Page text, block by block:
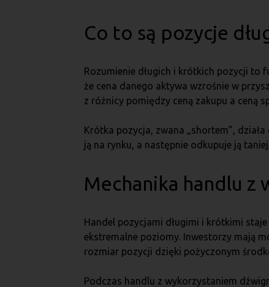
Co to są pozycje
Rozumienie długich i krótkich pozycji to
że cena danego aktywa wzrośnie w
z różnicy pomiędzy ceną zakupu a ceną
Krótka pozycja, zwana „shortem”,
ją na rynku, a następnie odkupuje ją
Mechanika handlu z
Handel pozycjami długimi i krótkimi
ekstremalne poziomy. Inwestorzy mają
rozmiar pozycji dzięki pożyczonym
Podczas handlu z wykorzystaniem